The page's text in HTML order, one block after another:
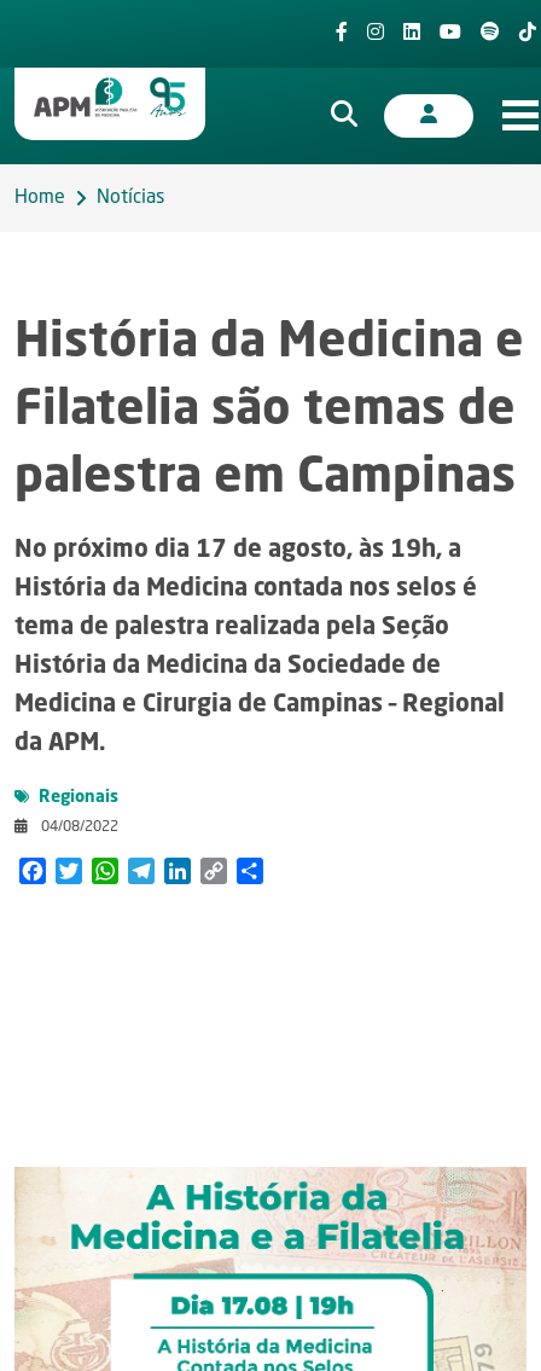
Home Notícias
História da Medicina e
Filatelia são temas de
palestra em Campinas
No próximo dia 17 de agosto, às 19h, a
História da Medicina contada nos selos é
tema de palestra realizada pela Seção
História da Medicina da Sociedade de
Medicina e Cirurgia de Campinas – Regional
da APM.
Regionais
04/08/2022
FacebookTwitterWhatsAppTelegramLinkedIn
Copy